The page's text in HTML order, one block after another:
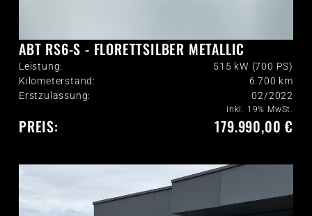
ABT RS6-S - FLORETTSILBER METALLIC
Leistung:
515 kW (700 PS)
Kilometerstand:
6.700 km
Erstzulassung:
02/2022
PREIS:
inkl. 19% MwSt.
179.990,00 €